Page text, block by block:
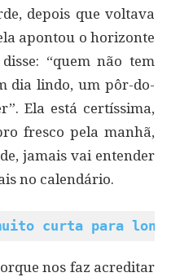
depois que voltava
apontou o horizonte
“quem não tem
dia lindo, um pôr-do-
Ela está certíssima,
fresco pela manhã,
jamais vai entender
no calendário.
curta para
nos faz acreditar